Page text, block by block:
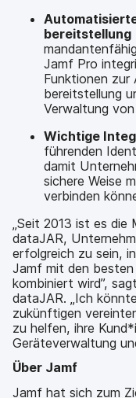
bereitstellung
Jamf Pro
Funktionen zur
bereitstellung
Verwaltung
Wichtige
führenden
damit
sichere Weise
verbinden
„Seit 2013 ist es
dataJAR,
erfolgreich zu sein,
Jamf mit den besten
kombiniert wird”,
dataJAR. „Ich
zukünftigen
zu helfen, ihre
Geräteverwaltung
Über Jamf
Jamf hat sich zum